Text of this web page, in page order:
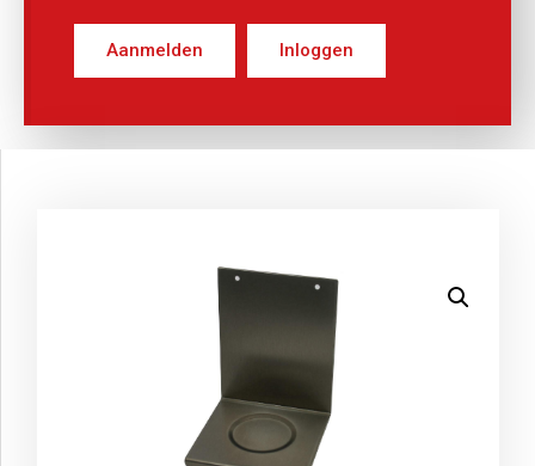
Aanmelden Inloggen